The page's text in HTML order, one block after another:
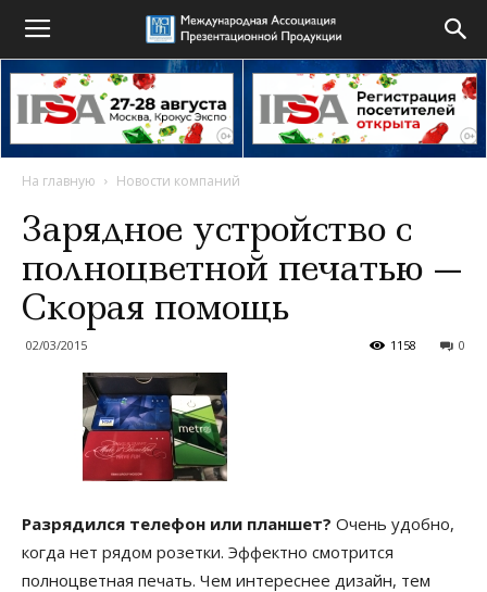
На главную Новости компаний
Зарядное устройство с
полноцветной печатью —
Скорая помощь
02/03/2015 0
1158
Разрядился телефон или планшет? Очень удобно,
когда нет рядом розетки. Эффектно смотрится
полноцветная печать. Чем интереснее дизайн, тем